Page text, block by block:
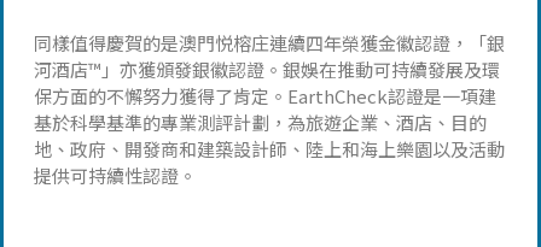
同樣值得慶賀的是澳門悦榕庄連續四年榮獲金徽認證，「銀
河酒店™」亦獲頒發銀徽認證。銀娛在推動可持續發展及環
保方面的不懈努力獲得了肯定。EarthCheck認證是一項建
基於科學基準的專業測評計劃，為旅遊企業、酒店、目的
地、政府、開發商和建築設計師、陸上和海上樂園以及活動
提供可持續性認證。